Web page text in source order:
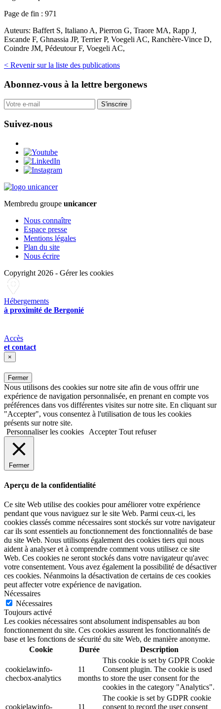
Page de fin : 971
Auteurs: Baffert S, Italiano A, Pierron G, Traore MA, Rapp J,
Escande F, Ghnassia JP, Terrier P, Voegeli AC, Ranchère-Vince D,
Coindre JM, Pédeutour F, Voegeli AC,
< Revenir sur la liste des publications
Abonnez-vous à la lettre bergonews
S'inscrire
Suivez-nous
Membredu groupe unicancer
Nous connaître
Espace presse
Mentions légales
Plan du site
Nous écrire
Copyright 2026 - Gérer les cookies
Hébergements
à proximité de Bergonié
Accès
et contact
×
Fermer
Nous utilisons des cookies sur notre site afin de vous offrir une
expérience de navigation personnalisée, en prenant en compte vos
préférences dans vos différentes visites sur notre site. En cliquant sur
"Accepter", vous consentez à l'utilisation de tous les cookies
présents sur notre site.
Personnaliser les cookies
Accepter Tout refuser
Fermer
Aperçu de la confidentialité
Ce site Web utilise des cookies pour améliorer votre expérience
pendant que vous naviguez sur le site Web. Parmi ceux-ci, les
cookies classés comme nécessaires sont stockés sur votre navigateur
car ils sont essentiels au fonctionnement des fonctionnalités de base
du site Web. Nous utilisons également des cookies tiers qui nous
aident à analyser et à comprendre comment vous utilisez ce site
Web. Ces cookies ne seront stockés dans votre navigateur qu'avec
votre consentement. Vous avez également la possibilité de désactiver
ces cookies. Néanmoins la désactivation de certains de ces cookies
peut affecter votre expérience de navigation.
Nécessaires
Nécessaires
Toujours activé
Les cookies nécessaires sont absolument indispensables au bon
fonctionnement du site. Ces cookies assurent les fonctionnalités de
base et les fonctions de sécurité du site Web, de manière anonyme.
Cookie
Durée Description
cookielawinfo-
checbox-analytics
11
months
This cookie is set by GDPR Cookie
Consent plugin. The cookie is used
to store the user consent for the
cookies in the category "Analytics".
cookielawinfo-
11
The cookie is set by GDPR cookie
consent to record the user consent